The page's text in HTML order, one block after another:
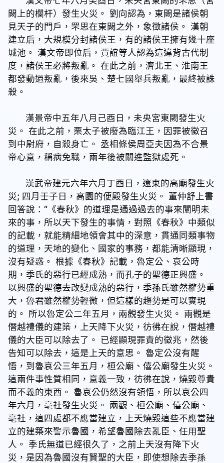
闕上的欄杆）發生火災。 劉向認為，東闕是諸侯朝
見天子的門戶，罘思在東闕之外，象徵諸侯。 漢朝
建立后，大規模分封諸侯王，有的諸侯王擁有幾十座
城池。 漢文帝即位后，賈誼等人認為這違背古代制
度，諸侯王必將叛亂。 在此之前，濟北王、淮南王
都發動過叛亂，後來吳、楚七國舉兵叛亂，最終被誅
殺。
漢景帝中五年八月己酉日，未央宮東闕發生火
災。 在此之前，栗太子被廢為臨江王，因罪被徵召
到中尉府，自殺身亡。 丞相條侯周亞夫因為不合景
帝心意，稱病免職，兩年後被關進監獄處死。
漢武帝建元六年六月丁酉日，遼東的高廟發生火
災; 四月壬子日，高園的便殿發生火災。 董仲舒上書
回答說：“《春秋》的道理是通過過去的事來闡明未
來的事，所以天下發生的事情，對照《春秋》中類似
的記載，就能精細地領會其中的深意，貫通同類事物
的道理，天地的變化、國家的事務，都能清晰顯現，
沒有疑惑。 根據《春秋》記載，魯定公、哀公時
期，季氏的惡行已經成熟，而孔子的聖德正興盛。
以興盛的聖德去改變成熟的惡行，季孫氏雖然權勢重
大，魯君雖然權勢輕微，但這樣的趨勢是可以實現
的。 所以魯定公二年五月，兩觀發生火災。 兩觀是
僭越禮儀的建築，上天降下火災，彷彿在說，僭越禮
儀的大臣可以除去了。 已經顯現罪責的徵兆，然後
告知可以除去，這是上天的意思。 魯定公沒有醒
悟，到魯哀公三年五月，桓公廟、僖公廟發生火災。
這兩件事性質相同，意義一致，彷彿在說，燒毀尊貴
而不義的東西。 魯哀公仍然沒有領悟，所以哀公四
年六月，亳社發生火災。 兩觀、桓公廟、僖公廟、
亳社，這四處都不應當建立，上天燒毀這些不應當建
立的建築來警示魯國，希望魯國除去亂臣、任用聖
人。 季氏無道已經很久了，之前上天沒有降下火
災，是因為魯國沒有賢聖的大臣，即使想除去季孫